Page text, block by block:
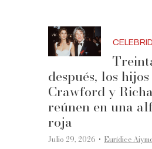
después, los
Crawford y
reúnen en una
roja
Julio 29, 2026 ·Eurídice